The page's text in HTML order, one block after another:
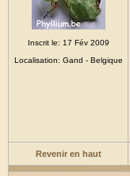
Inscrit le: 17 Fév 2009
Localisation: Gand - Belgique
Revenir en haut